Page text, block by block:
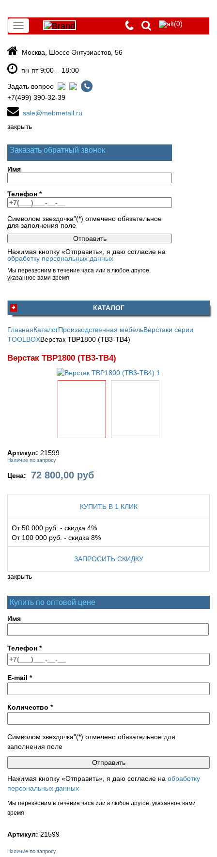
Toggle
navigation
(0)
Москва, Шоссе Энтузиастов, 56
пн-пт 9:00 – 18:00
Задать вопрос
+7(499) 390-32-39
sale@mebmetall.ru
закрыть
Заказать обратный звонок
Имя
Телефон *
Символом звездочка"(*) отмечено обязательное
для заполнения поле
Нажимая кнопку «Отправить», я даю согласие на
обработку персональных данных
Мы перезвоним в течение часа или в любое другое,
указанное вами время
КАТАЛОГ
ГлавнаяКаталогПроизводственная мебельВерстаки серии
TOOLBOXВерстак TBP1800 (ТВ3-ТВ4)
Верстак TBP1800 (ТВ3-ТВ4)
Артикул: 21599
Наличие по запросу
Цена: 72 800,00 руб
КУПИТЬ В 1 КЛИК
От 50 000 руб. - скидка 4%
От 100 000 руб. - скидка 8%
ЗАПРОСИТЬ СКИДКУ
закрыть
Купить по оптовой цене
Имя
Телефон *
E-mail *
Количество *
Символом звездочка"(*) отмечено обязательное для
заполнения поле
Нажимая кнопку «Отправить», я даю согласие на обработку
персональных данных
Мы перезвоним в течение часа или в любое другое, указанное вами
время
Артикул: 21599
Наличие по запросу